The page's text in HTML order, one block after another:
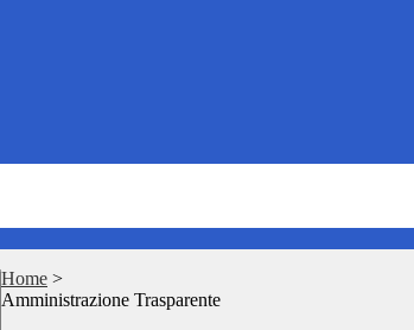
Home >
Amministrazione Trasparente